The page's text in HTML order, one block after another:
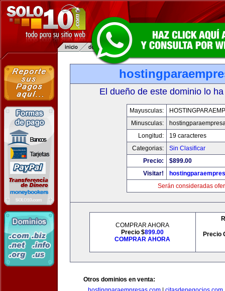
El dueño de este dominio lo
Mayusculas:
Minusculas:
Longitud:
19 caracteres
Categorias:
Sin Clasificar
Precio:
$899.00
Visitar!
Serán consideradas
COMPRAR AHORA
Precio $899.00
COMPRAR AHORA
Precio
Otros dominios en venta: